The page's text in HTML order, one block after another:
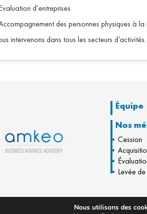
d’entreprises
des personnes physiques à la
intervenons dans tous les secteurs d’activités.
Équipe
Nos
Cession
Levée
Nous utilisons des